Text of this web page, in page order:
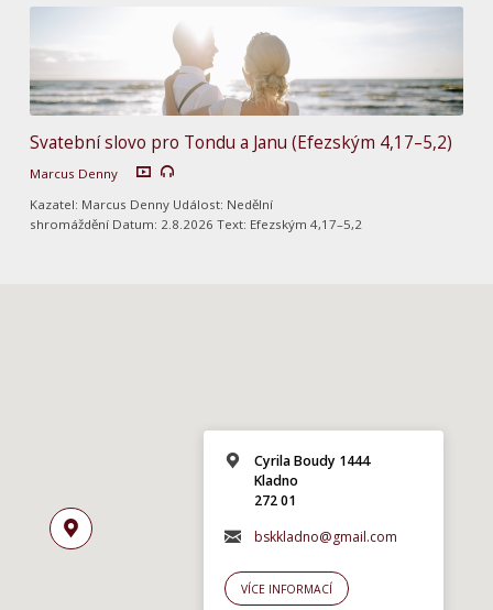
Svatební slovo pro Tondu a Janu (Efezským 4,17–5,2)
Marcus Denny
Kazatel: Marcus Denny Událost: Nedělní
shromáždění Datum: 2.8.2026 Text: Efezským 4,17–5,2
Cyrila Boudy 1444
Kladno
272 01
bskkladno@gmail.com
VÍCE INFORMACÍ